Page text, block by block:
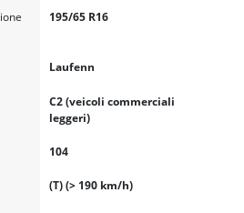
195/65 R16
Laufenn
C2 (veicoli commerciali
leggeri)
104
(T) (> 190 km/h)